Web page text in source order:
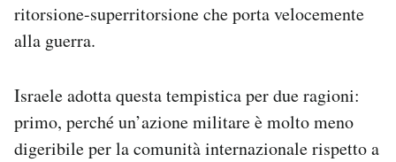
ritorsione-superritorsione che porta velocemente
alla guerra.
Israele adotta questa tempistica per due ragioni:
primo, perché un’azione militare è molto meno
digeribile per la comunità internazionale rispetto a